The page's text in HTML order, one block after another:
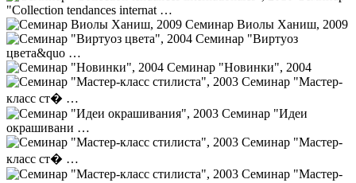
"Collection tendances internat …
Семинар Виолы Ханиш, 2009
Семинар "Виртуоз
цвета&quo …
Семинар "Новинки", 2004
Семинар "Мастер-
класс ст� …
Семинар "Идеи
окрашивани …
Семинар "Мастер-
класс ст� …
Семинар "Мастер-